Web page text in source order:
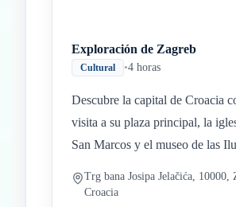
Exploración de Zagreb
Cultural •4 horas
Descubre la capital de Croacia
visita a su plaza principal, la
San Marcos y el museo de las
Trg bana Josipa Jelačića, 10000,
Croacia